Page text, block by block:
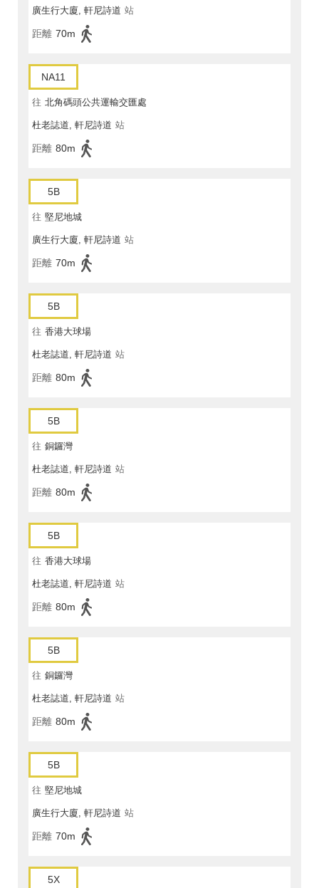
廣生行大廈, 軒尼詩道 站
距離 70m
NA11
往 北角碼頭公共運輸交匯處
杜老誌道, 軒尼詩道 站
距離 80m
5B
往 堅尼地城
廣生行大廈, 軒尼詩道 站
距離 70m
5B
往 香港大球場
杜老誌道, 軒尼詩道 站
距離 80m
5B
往 銅鑼灣
杜老誌道, 軒尼詩道 站
距離 80m
5B
往 香港大球場
杜老誌道, 軒尼詩道 站
距離 80m
5B
往 銅鑼灣
杜老誌道, 軒尼詩道 站
距離 80m
5B
往 堅尼地城
廣生行大廈, 軒尼詩道 站
距離 70m
5X